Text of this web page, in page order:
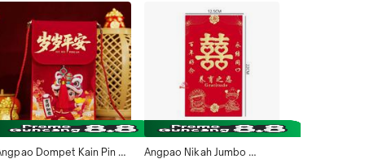
Dompet Kain Pin
Angpao Nikah Jumbo